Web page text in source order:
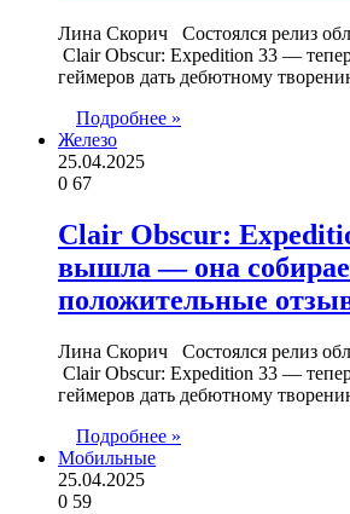
Лина Скорич Состоялся релиз
Clair Obscur: Expedition 33 —
геймеров дать дебютному
Подробнее »
Железо
25.04.2025
0 67
Clair Obscur:
вышла — она
положительные
Лина Скорич Состоялся релиз
Clair Obscur: Expedition 33 —
геймеров дать дебютному
Подробнее »
Мобильные
25.04.2025
0 59